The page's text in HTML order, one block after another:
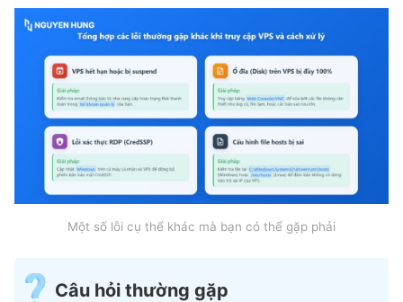
Một số lỗi cụ thể khác mà bạn có thể gặp phải
Câu hỏi thường gặp